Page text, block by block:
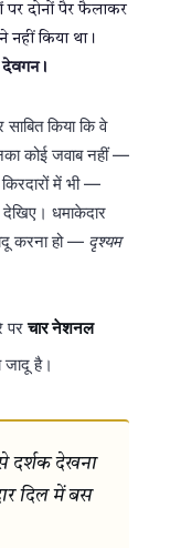
पर दोनों पैर फैलाकर
किया था।
किया कि वे
कोई जवाब नहीं —
में भी —
देखिए। धमाकेदार
करना हो — दृश्यम
परचार नेशनल
है।
दर्शक देखना
दिल में बस